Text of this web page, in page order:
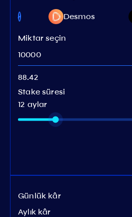
Desmos
Miktar seçin
Stake süresi
12 aylar
Günlük kâr
Aylık kâr